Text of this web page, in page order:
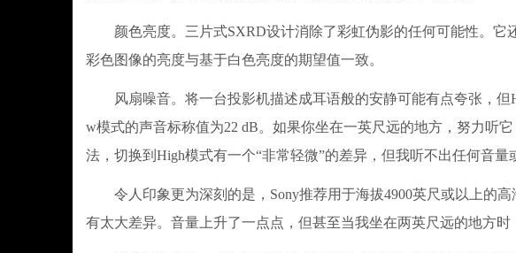
颜色亮度。三片式SXRD设计消除了彩虹伪影的任何可能性。它
彩色图像的亮度与基于白色亮度的期望值一致。
风扇噪音。将一台投影机描述成耳语般的安静可能有点夸张，但
w模式的声音标称值为22 dB。如果你坐在一英尺远的地方，努力听
法，切换到High模式有一个“非常轻微”的差异，但我听不出任何音量
令人印象更为深刻的是，Sony推荐用于海拔4900英尺或以上的高
有太大差异。音量上升了一点点，但甚至当我坐在两英尺远的地方时